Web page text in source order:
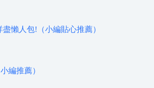
盡懶人包!（小編貼心推薦）
編推薦）